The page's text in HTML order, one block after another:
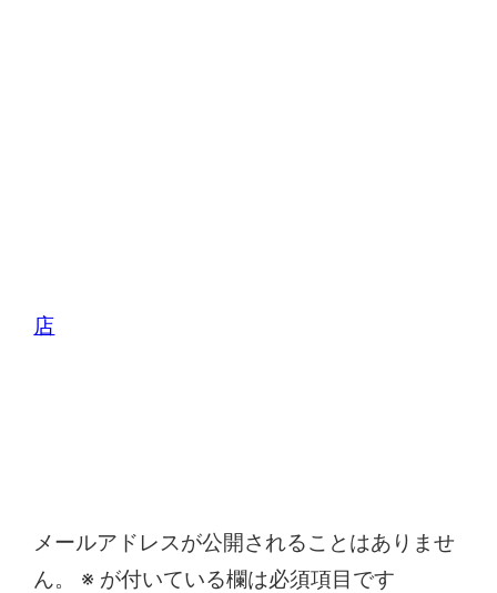
店
メールアドレスが公開されることはありませ
ん。
※ が付いている欄は必須項目です